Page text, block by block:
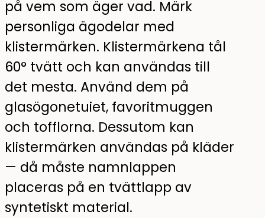
på vem som äger vad. Märk
personliga ägodelar med
klistermärken. Klistermärkena tål
60° tvätt och kan användas till
det mesta. Använd dem på
glasögonetuiet, favoritmuggen
och tofflorna. Dessutom kan
klistermärken användas på kläder
— då måste namnlappen
placeras på en tvättlapp av
syntetiskt material.